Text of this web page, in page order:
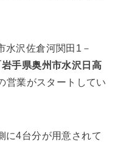
水沢佐倉河関田1－
手県奥州市水沢日高
営業がスタートしてい
に4台分が用意されて